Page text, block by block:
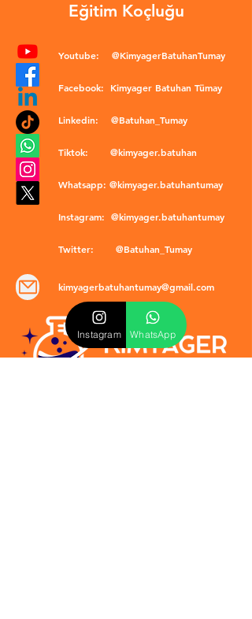
Eğitim Koçluğu
Youtube: @KimyagerBatuhanTumay
Facebook: Kimyager Batuhan Tümay
Linkedin: @Batuhan_Tumay
Tiktok: @kimyager.batuhan
Whatsapp: @kimyager.batuhantumay
Instagram: @kimyager.batuhantumay
Twitter: @Batuhan_Tumay
kimyagerbatuhantumay@gmail.com
Instagram WhatsApp